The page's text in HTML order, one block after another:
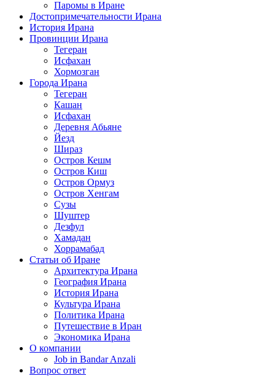
Паромы в Иране
Достопримечательности Ирана
История Ирана
Провинции Ирана
Тегеран
Исфахан
Хормозган
Города Ирана
Тегеран
Кашан
Исфахан
Деревня Абьяне
Йезд
Шираз
Остров Кешм
Остров Киш
Остров Ормуз
Остров Хенгам
Сузы
Шуштер
Дезфул
Хамадан
Хоррамабад
Статьи об Иране
Архитектура Ирана
География Ирана
История Ирана
Культура Ирана
Политика Ирана
Путешествие в Иран
Экономика Ирана
О компании
Job in Bandar Anzali
Вопрос ответ